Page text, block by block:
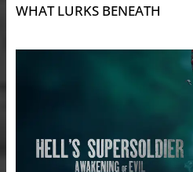
WHAT LURKS BENEATH